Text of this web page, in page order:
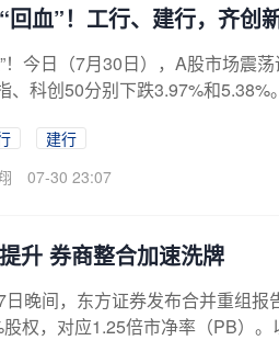
回血”！工行、建行，齐创
！今日（7月30日），A股市场震
、科创50分别下跌3.97%和5.38%
建行
07-30 23:07
升 券商整合加速洗牌
日晚间，东方证券发布合并重组
权，对应1.25倍市净率（PB）